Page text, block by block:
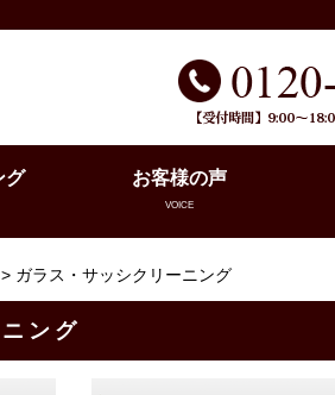
グ お客様の声
VOICE
> ガラス・サッシクリーニング
ング